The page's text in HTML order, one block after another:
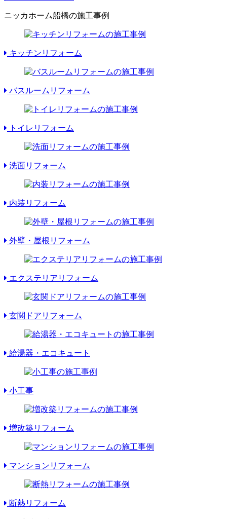
ニッカホーム船橋の施工事例
キッチンリフォーム
バスルームリフォーム
トイレリフォーム
洗面リフォーム
内装リフォーム
外壁・屋根リフォーム
エクステリアリフォーム
玄関ドアリフォーム
給湯器・エコキュート
小工事
増改築リフォーム
マンションリフォーム
断熱リフォーム